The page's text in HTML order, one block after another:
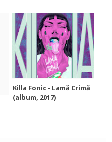
Killa Fonic - Lamă Crimă
(album, 2017)